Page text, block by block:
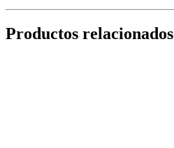
Productos relacionados